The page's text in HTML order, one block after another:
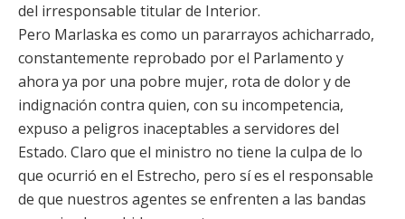
del irresponsable titular de Interior.
Pero Marlaska es como un pararrayos achicharrado,
constantemente reprobado por el Parlamento y
ahora ya por una pobre mujer, rota de dolor y de
indignación contra quien, con su incompetencia,
expuso a peligros inaceptables a servidores del
Estado. Claro que el ministro no tiene la culpa de lo
que ocurrió en el Estrecho, pero sí es el responsable
de que nuestros agentes se enfrenten a las bandas